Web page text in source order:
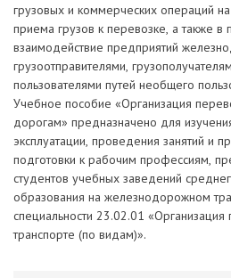
грузовых и коммерческих операций
приема грузов к перевозке, а также в
взаимодействие предприятий
грузоотправителями,
пользователями путей необщего
Учебное пособие «Организация
дорогам» предназначено для
эксплуатации, проведения занятий и
подготовки к рабочим профессиям,
студентов учебных заведений
образования на железнодорожном
специальности 23.02.01
транспорте (по видам)».